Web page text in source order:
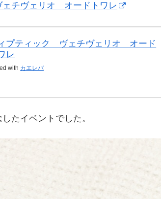
チヴェリオ オードトワレ
プティック ヴェチヴェリオ オード
レ
with カエレバ
たイベントでした。